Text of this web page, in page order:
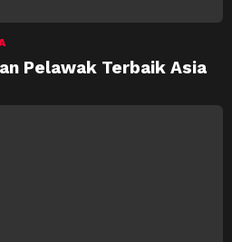
Pelawak Terbaik Asia